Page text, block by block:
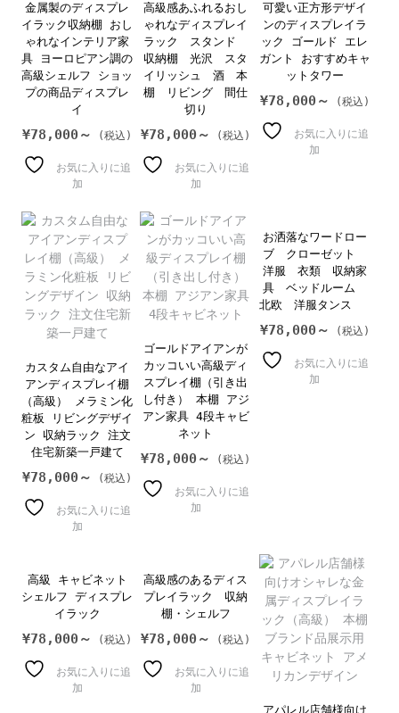
金属製のディスプレ
イラック収納棚 おし
ゃれなインテリア家
具 ヨーロピアン調の
高級シェルフ ショッ
プの商品ディスプレ
イ
¥78,000～
お気に入りに追
加
高級感あふれるおし
ゃれなディスプレイ
ラック スタンド
収納棚 光沢 スタ
イリッシュ 酒 本
棚 リビング 間仕
切り
¥78,000～
お気に入りに追
加
可愛い正方形デザイ
ンのディスプレイラ
ック ゴールド エレ
ガント おすすめキャ
ットタワー
¥78,000～
お気に入りに追
加
カスタム自由なアイ
アンディスプレイ棚
（高級） メラミン化
粧板 リビングデザイ
ン 収納ラック 注文
住宅新築一戸建て
¥78,000～
お気に入りに追
加
ゴールドアイアンが
カッコいい高級ディ
スプレイ棚（引き出
し付き） 本棚 アジ
アン家具 4段キャビ
ネット
¥78,000～
お気に入りに追
加
お洒落なワードロー
ブ クローゼット
洋服 衣類 収納家
具 ベッドルーム
北欧 洋服タンス
¥78,000～
お気に入りに追
加
高級 キャビネット
シェルフ ディスプレ
イラック
¥78,000～
お気に入りに追
加
高級感のあるディス
プレイラック 収納
棚・シェルフ
¥78,000～
お気に入りに追
加
アパレル店舗様向け